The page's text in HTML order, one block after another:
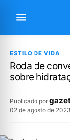
ESTILO DE VIDA
Roda de
sobre
Publicado por
02 de agosto de